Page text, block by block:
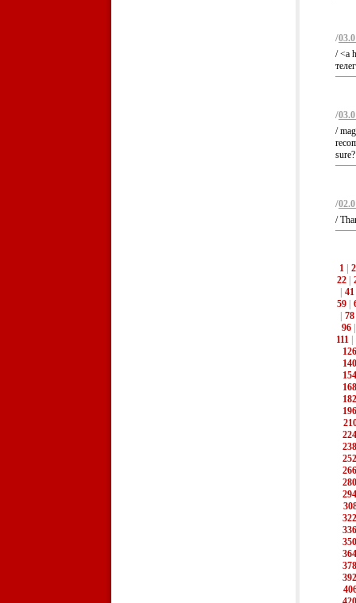
/
/ <a
/
/
/
/
1
2
22|
41
59|
78
96
111|
126
140
154
168
182
196
224
238
252
266
280
294
322
336
350
364
378
392